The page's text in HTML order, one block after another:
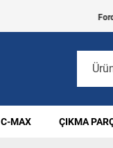
Ford
C-MAX ÇIKMA